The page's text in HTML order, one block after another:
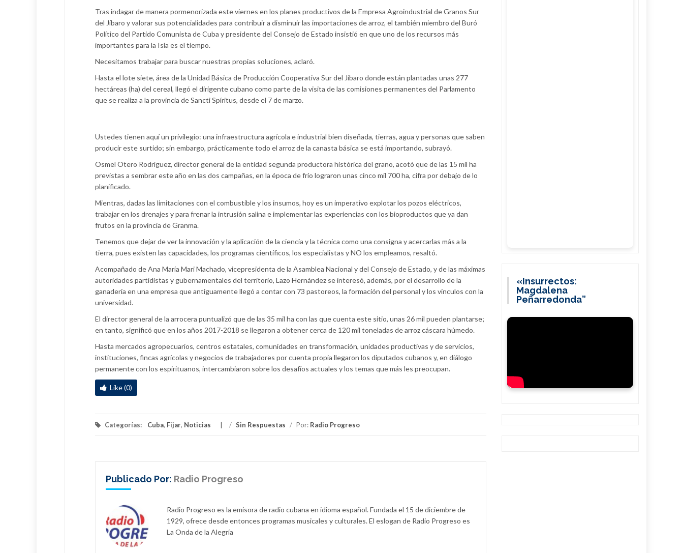
Tras indagar de manera pormenorizada este viernes en los planes productivos de la Empresa Agroindustrial de Granos Sur
del Jíbaro y valorar sus potencialidades para contribuir a disminuir las importaciones de arroz, el también miembro del Buró
Político del Partido Comunista de Cuba y presidente del Consejo de Estado insistió en que uno de los recursos más
importantes para la Isla es el tiempo.
Necesitamos trabajar para buscar nuestras propias soluciones, aclaró.
Hasta el lote siete, área de la Unidad Básica de Producción Cooperativa Sur del Jíbaro donde están plantadas unas 277
hectáreas (ha) del cereal, llegó el dirigente cubano como parte de la visita de las comisiones permanentes del Parlamento
que se realiza a la provincia de Sancti Spíritus, desde el 7 de marzo.
Ustedes tienen aquí un privilegio: una infraestructura agrícola e industrial bien diseñada, tierras, agua y personas que saben
producir este surtido; sin embargo, prácticamente todo el arroz de la canasta básica se está importando, subrayó.
Osmel Otero Rodríguez, director general de la entidad segunda productora histórica del grano, acotó que de las 15 mil ha
previstas a sembrar este año en las dos campañas, en la época de frío lograron unas cinco mil 700 ha, cifra por debajo de lo
planificado.
Mientras, dadas las limitaciones con el combustible y los insumos, hoy es un imperativo explotar los pozos eléctricos,
trabajar en los drenajes y para frenar la intrusión salina e implementar las experiencias con los bioproductos que ya dan
frutos en la provincia de Granma.
Tenemos que dejar de ver la innovación y la aplicación de la ciencia y la técnica como una consigna y acercarlas más a la
tierra, pues existen las capacidades, los programas científicos, los especialistas y NO los empleamos, resaltó.
Acompañado de Ana María Mari Machado, vicepresidenta de la Asamblea Nacional y del Consejo de Estado, y de las máximas
autoridades partidistas y gubernamentales del territorio, Lazo Hernández se interesó, además, por el desarrollo de la
ganadería en una empresa que antiguamente llegó a contar con 73 pastoreos, la formación del personal y los vínculos con la
universidad.
El director general de la arrocera puntualizó que de las 35 mil ha con las que cuenta este sitio, unas 26 mil pueden plantarse;
en tanto, significó que en los años 2017-2018 se llegaron a obtener cerca de 120 mil toneladas de arroz cáscara húmedo.
Hasta mercados agropecuarios, centros estatales, comunidades en transformación, unidades productivas y de servicios,
instituciones, fincas agrícolas y negocios de trabajadores por cuenta propia llegaron los diputados cubanos y, en diálogo
permanente con los espirituanos, intercambiaron sobre los desafíos actuales y los temas que más les preocupan.
Like (0)
Categorías: Cuba, Fijar, Noticias / Sin Respuestas / Por: Radio Progreso
Publicado Por: Radio Progreso
Radio Progreso es la emisora de radio cubana en idioma español. Fundada el 15 de diciembre de
1929, ofrece desde entonces programas musicales y culturales. El eslogan de Radio Progreso es
La Onda de la Alegría
«Insurrectos:
Magdalena
Peñarredonda”